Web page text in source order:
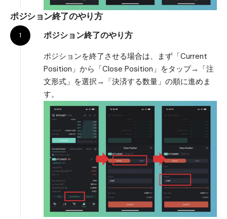
ポジション終了のやり方
ポジション終了のやり方
ポジションを終了させる場合は、まず「Current
Position」から「Close Position」をタップ→「注
文形式」を選択→「決済する数量」の順に進めま
す。